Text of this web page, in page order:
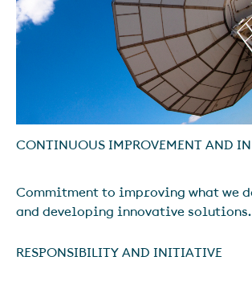
CONTINUOUS IMPROVEMENT AND
Commitment to improving what we
and developing innovative solutions.
RESPONSIBILITY AND INITIATIVE